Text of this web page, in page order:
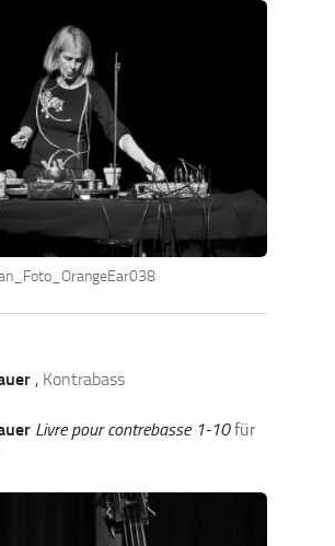
, Kontrabass
Livre pour contrebasse 1-10 für